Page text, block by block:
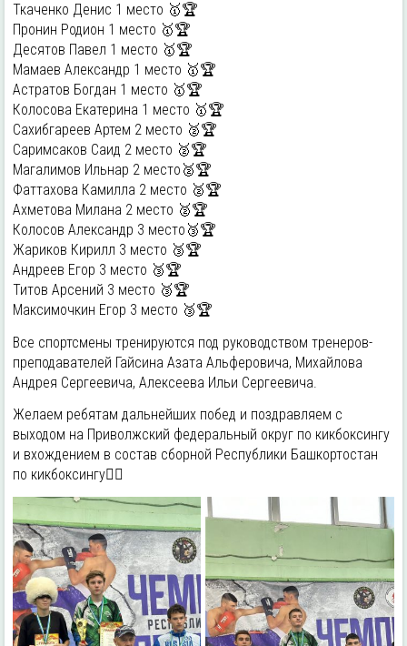
Ткаченко Денис 1 место 🥇🏆
Пронин Родион 1 место 🥇🏆
Десятов Павел 1 место 🥇🏆
Мамаев Александр 1 место 🥇🏆
Астратов Богдан 1 место 🥇🏆
Колосова Екатерина 1 место 🥇🏆
Сахибгареев Артем 2 место 🥈🏆
Саримсаков Саид 2 место 🥈🏆
Магалимов Ильнар 2 место🥈🏆
Фаттахова Камилла 2 место 🥈🏆
Ахметова Милана 2 место 🥈🏆
Колосов Александр 3 место🥉🏆
Жариков Кирилл 3 место 🥉🏆
Андреев Егор 3 место 🥉🏆
Титов Арсений 3 место 🥉🏆
Максимочкин Егор 3 место 🥉🏆
Все спортсмены тренируются под руководством тренеров-
преподавателей Гайсина Азата Альферовича, Михайлова
Андрея Сергеевича, Алексеева Ильи Сергеевича.
Желаем ребятам дальнейших побед и поздравляем с
выходом на Приволжский федеральный округ по кикбоксингу
и вхождением в состав сборной Республики Башкортостан
по кикбоксингу👍🏻